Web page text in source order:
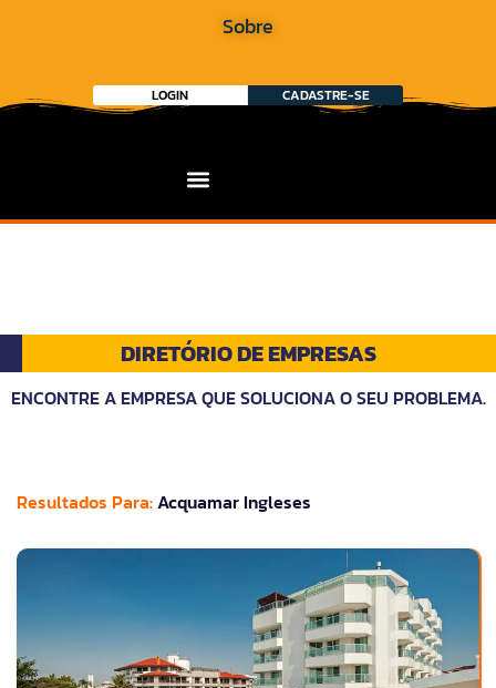
Sobre
LOGIN CADASTRE-SE
DIRETÓRIO DE EMPRESAS
ENCONTRE A EMPRESA QUE SOLUCIONA O SEU PROBLEMA.
Resultados Para:Acquamar Ingleses